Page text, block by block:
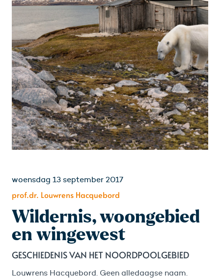
woensdag 13 september 2017
prof.dr. Louwrens Hacquebord
Wildernis, woongebied
en wingewest
GESCHIEDENIS VAN HET NOORDPOOLGEBIED
Louwrens Hacquebord. Geen alledaagse naam.